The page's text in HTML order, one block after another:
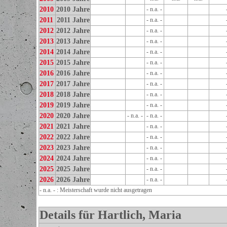
2010 2010 Jahre - n.a. -
2011 2011 Jahre - n.a. -
2012 2012 Jahre - n.a. -
2013 2013 Jahre - n.a. -
2014 2014 Jahre - n.a. -
2015 2015 Jahre - n.a. -
2016 2016 Jahre - n.a. -
2017 2017 Jahre - n.a. -
2018 2018 Jahre - n.a. -
2019 2019 Jahre - n.a. -
2020 2020 Jahre - n.a. - - n.a. -
2021 2021 Jahre - n.a. -
2022 2022 Jahre - n.a. -
2023 2023 Jahre - n.a. -
2024 2024 Jahre - n.a. -
2025 2025 Jahre - n.a. -
2026 2026 Jahre - n.a. -
- n.a. - : Meisterschaft wurde nicht ausgetragen
Details für Hartlich, Maria